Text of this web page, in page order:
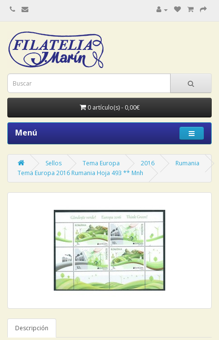
0 artículo(s) - 0,00€
Menú
Sellos Tema Europa 2016
Rumania
Tema Europa 2016 Rumania Hoja 493 ** Mnh
Descripción